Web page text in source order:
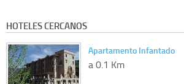
HOTELES CERCANOS
Apartamento Infantado
a 0.1 Km